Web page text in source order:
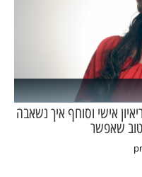
אישי וסוחף איך נשאבה
שאפשר